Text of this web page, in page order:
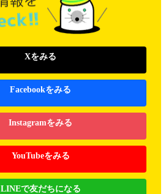
Xをみる
Facebookをみる
Instagramをみる
YouTubeをみる
LINEで友だちになる